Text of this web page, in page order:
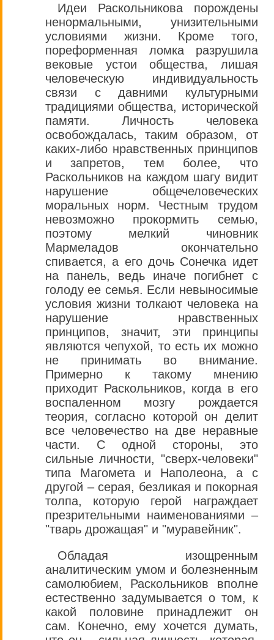
Идеи Раскольникова порождены
ненормальными, унизительными
условиями жизни. Кроме того,
пореформенная ломка разрушила
вековые устои общества, лишая
человеческую индивидуальность
связи с давними культурными
традициями общества, исторической
памяти. Личность человека
освобождалась, таким образом, от
каких-либо нравственных принципов
и запретов, тем более, что
Раскольников на каждом шагу видит
нарушение общечеловеческих
моральных норм. Честным трудом
невозможно прокормить семью,
поэтому мелкий чиновник
Мармеладов окончательно
спивается, а его дочь Сонечка идет
на панель, ведь иначе погибнет с
голоду ее семья. Если невыносимые
условия жизни толкают человека на
нарушение нравственных
принципов, значит, эти принципы
являются чепухой, то есть их можно
не принимать во внимание.
Примерно к такому мнению
приходит Раскольников, когда в его
воспаленном мозгу рождается
теория, согласно которой он делит
все человечество на две неравные
части. С одной стороны, это
сильные личности, "сверх-человеки"
типа Магомета и Наполеона, а с
другой – серая, безликая и покорная
толпа, которую герой награждает
презрительными наименованиями –
"тварь дрожащая" и "муравейник".
Обладая изощренным
аналитическим умом и болезненным
самолюбием, Раскольников вполне
естественно задумывается о том, к
какой половине принадлежит он
сам. Конечно, ему хочется думать,